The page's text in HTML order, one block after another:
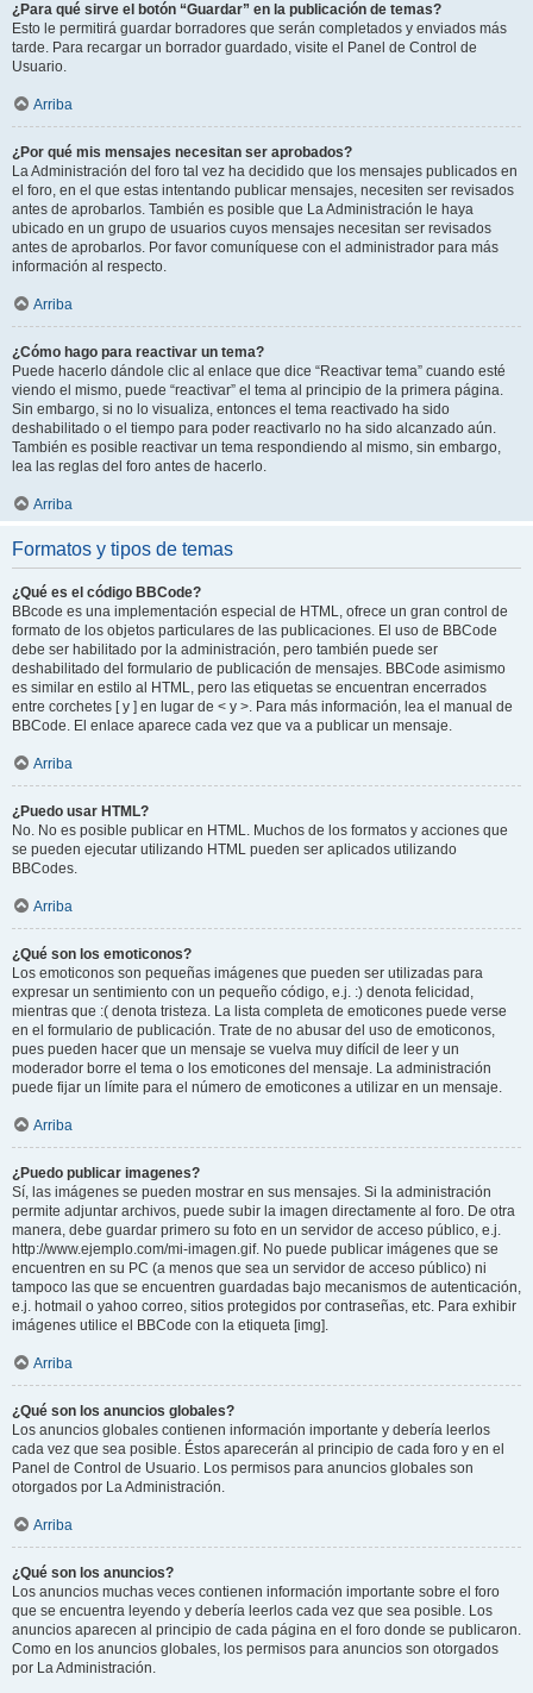
¿Para qué sirve el botón “Guardar” en la publicación de temas?
Esto le permitirá guardar borradores que serán completados y enviados más
tarde. Para recargar un borrador guardado, visite el Panel de Control de
Usuario.
Arriba
¿Por qué mis mensajes necesitan ser aprobados?
La Administración del foro tal vez ha decidido que los mensajes publicados en
el foro, en el que estas intentando publicar mensajes, necesiten ser revisados
antes de aprobarlos. También es posible que La Administración le haya
ubicado en un grupo de usuarios cuyos mensajes necesitan ser revisados
antes de aprobarlos. Por favor comuníquese con el administrador para más
información al respecto.
Arriba
¿Cómo hago para reactivar un tema?
Puede hacerlo dándole clic al enlace que dice “Reactivar tema” cuando esté
viendo el mismo, puede “reactivar” el tema al principio de la primera página.
Sin embargo, si no lo visualiza, entonces el tema reactivado ha sido
deshabilitado o el tiempo para poder reactivarlo no ha sido alcanzado aún.
También es posible reactivar un tema respondiendo al mismo, sin embargo,
lea las reglas del foro antes de hacerlo.
Arriba
Formatos y tipos de temas
¿Qué es el código BBCode?
BBcode es una implementación especial de HTML, ofrece un gran control de
formato de los objetos particulares de las publicaciones. El uso de BBCode
debe ser habilitado por la administración, pero también puede ser
deshabilitado del formulario de publicación de mensajes. BBCode asimismo
es similar en estilo al HTML, pero las etiquetas se encuentran encerrados
entre corchetes [ y ] en lugar de < y >. Para más información, lea el manual de
BBCode. El enlace aparece cada vez que va a publicar un mensaje.
Arriba
¿Puedo usar HTML?
No. No es posible publicar en HTML. Muchos de los formatos y acciones que
se pueden ejecutar utilizando HTML pueden ser aplicados utilizando
BBCodes.
Arriba
¿Qué son los emoticonos?
Los emoticonos son pequeñas imágenes que pueden ser utilizadas para
expresar un sentimiento con un pequeño código, e.j. :) denota felicidad,
mientras que :( denota tristeza. La lista completa de emoticones puede verse
en el formulario de publicación. Trate de no abusar del uso de emoticonos,
pues pueden hacer que un mensaje se vuelva muy difícil de leer y un
moderador borre el tema o los emoticones del mensaje. La administración
puede fijar un límite para el número de emoticones a utilizar en un mensaje.
Arriba
¿Puedo publicar imagenes?
Sí, las imágenes se pueden mostrar en sus mensajes. Si la administración
permite adjuntar archivos, puede subir la imagen directamente al foro. De otra
manera, debe guardar primero su foto en un servidor de acceso público, e.j.
http://www.ejemplo.com/mi-imagen.gif. No puede publicar imágenes que se
encuentren en su PC (a menos que sea un servidor de acceso público) ni
tampoco las que se encuentren guardadas bajo mecanismos de autenticación,
e.j. hotmail o yahoo correo, sitios protegidos por contraseñas, etc. Para exhibir
imágenes utilice el BBCode con la etiqueta [img].
Arriba
¿Qué son los anuncios globales?
Los anuncios globales contienen información importante y debería leerlos
cada vez que sea posible. Éstos aparecerán al principio de cada foro y en el
Panel de Control de Usuario. Los permisos para anuncios globales son
otorgados por La Administración.
Arriba
¿Qué son los anuncios?
Los anuncios muchas veces contienen información importante sobre el foro
que se encuentra leyendo y debería leerlos cada vez que sea posible. Los
anuncios aparecen al principio de cada página en el foro donde se publicaron.
Como en los anuncios globales, los permisos para anuncios son otorgados
por La Administración.